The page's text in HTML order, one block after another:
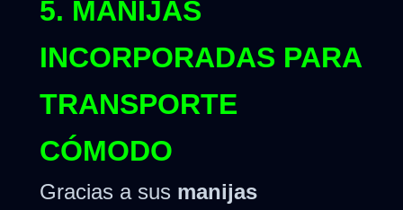
5. MANIJAS
INCORPORADAS PARA
TRANSPORTE
CÓMODO
Gracias a sus manijas